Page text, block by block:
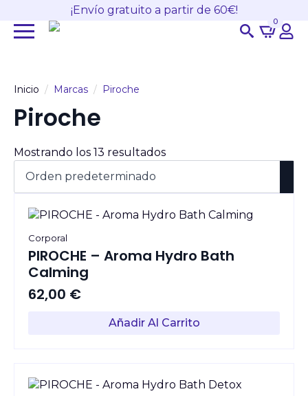
¡Envío gratuito a partir de 60€!
0
Inicio Marcas Piroche
Piroche
Mostrando los 13 resultados
Corporal
PIROCHE – Aroma Hydro Bath
Calming
62,00 €
Añadir Al Carrito